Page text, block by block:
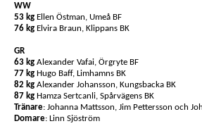
WW
53 kg Ellen Östman, Umeå BF
76 kg Elvira Braun, Klippans BK
GR
63 kg Alexander Vafai, Örgryte BF
77 kg Hugo Baff, Limhamns BK
82 kg Alexander Johansson, Kungsbacka BK
87 kg Hamza Sertcanli, Spårvägens BK
Tränare: Johanna Mattsson, Jim Pettersson och
Domare: Linn Sjöström